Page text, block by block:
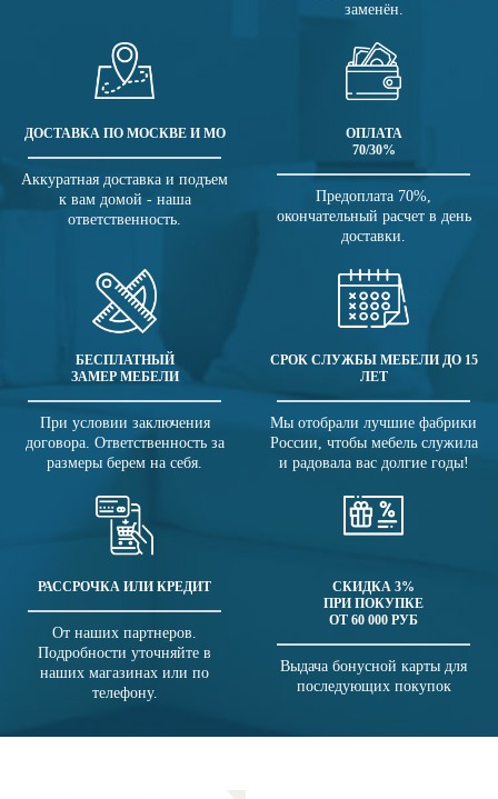
заменён.
ДОСТАВКА ПО МОСКВЕ И МО
Аккуратная доставка и подъем
к вам домой - наша
ответственность.
ОПЛАТА
70/30%
Предоплата 70%,
окончательный расчет в день
доставки.
БЕСПЛАТНЫЙ
ЗАМЕР МЕБЕЛИ
При условии заключения
договора. Ответственность за
размеры берем на себя.
СРОК СЛУЖБЫ МЕБЕЛИ ДО 15
ЛЕТ
Мы отобрали лучшие фабрики
России, чтобы мебель служила
и радовала вас долгие годы!
РАССРОЧКА ИЛИ КРЕДИТ
От наших партнеров.
Подробности уточняйте в
наших магазинах или по
телефону.
СКИДКА 3%
ПРИ ПОКУПКЕ
ОТ 60 000 РУБ
Выдача бонусной карты для
последующих покупок